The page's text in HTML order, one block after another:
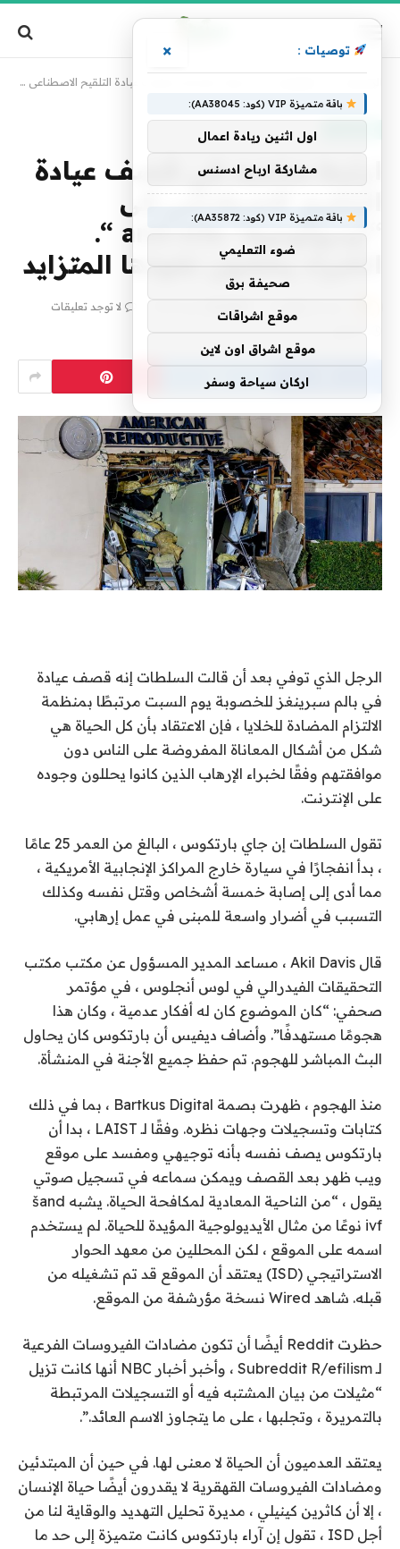
ارتبط مشتبه في قصف عيادة التلقيح الاصطناعي إلى “أيديولوجية” anti-life “. الخبراء يخشون نفوذها المتزايد
ارتبط مشتبه في قصف عيادة
التلقيح الاصطناعي إلى
“أيديولوجية” anti-life “.
الخبراء يخشون نفوذها المتزايد
فريق alwahah
لا توجد تعليقات
3 دقائق
الرجل الذي توفي بعد أن قالت السلطات إنه قصف عيادة
في بالم سبرينغز للخصوبة يوم السبت مرتبطًا بمنظمة
الالتزام المضادة للخلايا ، فإن الاعتقاد بأن كل الحياة هي
شكل من أشكال المعاناة المفروضة على الناس دون
موافقتهم وفقًا لخبراء الإرهاب الذين كانوا يحللون وجوده
على الإنترنت.
تقول السلطات إن جاي بارتكوس ، البالغ من العمر 25 عامًا
، بدأ انفجارًا في سيارة خارج المراكز الإنجابية الأمريكية ،
مما أدى إلى إصابة خمسة أشخاص وقتل نفسه وكذلك
التسبب في أضرار واسعة للمبنى في عمل إرهابي.
قال Akil Davis ، مساعد المدير المسؤول عن مكتب مكتب
التحقيقات الفيدرالي في لوس أنجلوس ، في مؤتمر
صحفي: “كان الموضوع كان له أفكار عدمية ، وكان هذا
هجومًا مستهدفًا”. وأضاف ديفيس أن بارتكوس كان يحاول
البث المباشر للهجوم. تم حفظ جميع الأجنة في المنشأة.
منذ الهجوم ، ظهرت بصمة Bartkus Digital ، بما في ذلك
كتابات وتسجيلات وجهات نظره. وفقًا لـ LAIST ، بدا أن
بارتكوس يصف نفسه بأنه توجيهي ومفسد على موقع
ويب ظهر بعد القصف ويمكن سماعه في تسجيل صوتي
يقول ، “من الناحية المعادية لمكافحة الحياة. يشبه šand
ivf نوعًا من مثال الأيديولوجية المؤيدة للحياة. لم يستخدم
اسمه على الموقع ، لكن المحللين من معهد الحوار
الاستراتيجي (ISD) يعتقد أن الموقع قد تم تشغيله من
قبله. شاهد Wired نسخة مؤرشفة من الموقع.
حظرت Reddit أيضًا أن تكون مضادات الفيروسات الفرعية
لـ Subreddit R/efilism ، وأخبر أخبار NBC أنها كانت تزيل
“مثيلات من بيان المشتبه فيه أو التسجيلات المرتبطة
بالتمريرة ، وتجلبها ، على ما يتجاوز الاسم العائد.”.
يعتقد العدميون أن الحياة لا معنى لها. في حين أن المبتدئين
ومضادات الفيروسات القهقرية لا يقدرون أيضًا حياة الإنسان
، إلا أن كاثرين كينيلي ، مديرة تحليل التهديد والوقاية لنا من
أجل ISD ، تقول إن آراء بارتكوس كانت متميزة إلى حد ما
توصيات : ×
باقة متميزة VIP (كود: AA38045):
اول اثنين ريادة اعمال
مشاركة ارباح ادسنس
باقة متميزة VIP (كود: AA35872):
ضوء التعليمي
صحيفة برق
موقع اشراقات
موقع اشراق اون لاين
اركان سياحة وسفر